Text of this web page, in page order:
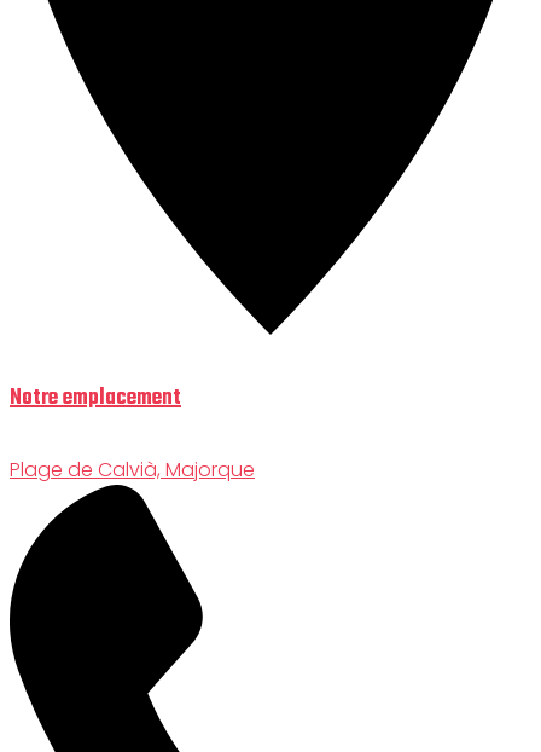
Notre emplacement
Plage de Calvià, Majorque